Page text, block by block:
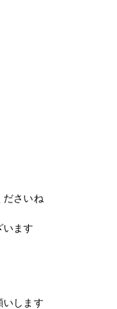
ださいね
ます
いします